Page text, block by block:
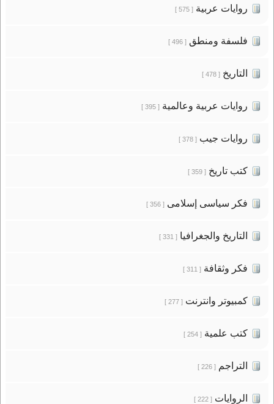
روايات عربية[ 575 ]
فلسفة ومنطق[ 496 ]
التاريخ[ 478 ]
روايات عربية وعالمية[ 395 ]
روايات جيب[ 378 ]
كتب تاريخ[ 359 ]
فكر سياسى إسلامى[ 356 ]
التاريخ والجغرافيا[ 331 ]
فكر وثقافة[ 311 ]
كمبيوتر وانترنت[ 277 ]
كتب علمية[ 254 ]
التراجم[ 226 ]
الروايات[ 222 ]